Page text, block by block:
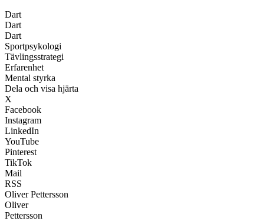
Dart
Dart
Dart
Sportpsykologi
Tävlingsstrategi
Erfarenhet
Mental styrka
Dela och visa hjärta
X
Facebook
Instagram
LinkedIn
YouTube
Pinterest
TikTok
Mail
RSS
Oliver Pettersson
Oliver
Pettersson